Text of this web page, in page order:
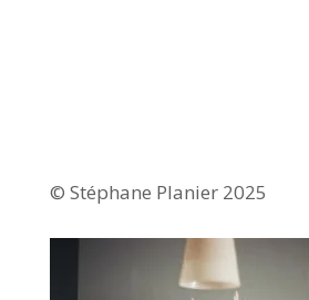
© Stéphane Planier 2025